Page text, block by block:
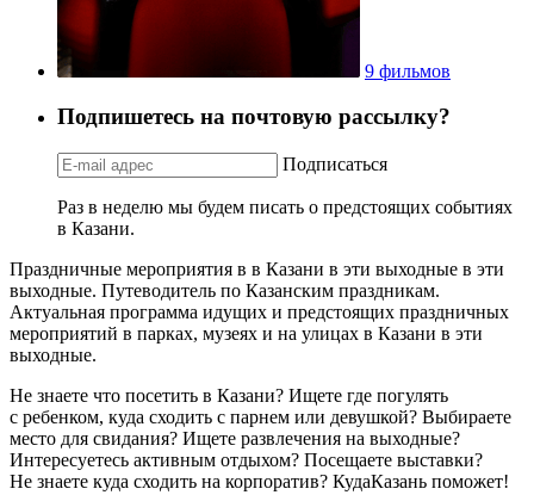
9 фильмов
Подпишетесь на почтовую рассылку?
Подписаться
Раз в неделю мы будем писать о предстоящих событиях
в Казани.
Праздничные мероприятия в в Казани в эти выходные в эти
выходные. Путеводитель по Казанским праздникам.
Актуальная программа идущих и предстоящих праздничных
мероприятий в парках, музеях и на улицах в Казани в эти
выходные.
Не знаете что посетить в Казани? Ищете где погулять
с ребенком, куда сходить с парнем или девушкой? Выбираете
место для свидания? Ищете развлечения на выходные?
Интересуетесь активным отдыхом? Посещаете выставки?
Не знаете куда сходить на корпоратив? КудаКазань поможет!